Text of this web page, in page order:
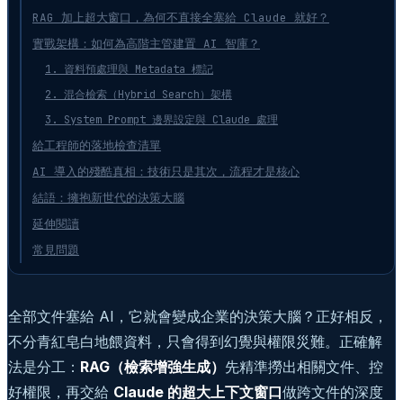
RAG 加上超大窗口，為何不直接全塞給 Claude 就好？
實戰架構：如何為高階主管建置 AI 智庫？
1. 資料預處理與 Metadata 標記
2. 混合檢索（Hybrid Search）架構
3. System Prompt 邊界設定與 Claude 處理
給工程師的落地檢查清單
AI 導入的殘酷真相：技術只是其次，流程才是核心
結語：擁抱新世代的決策大腦
延伸閱讀
常見問題
全部文件塞給 AI，它就會變成企業的決策大腦？正好相反，
不分青紅皂白地餵資料，只會得到幻覺與權限災難。正確解
法是分工： RAG（檢索增強生成） 先精準撈出相關文件、控
好權限，再交給 Claude 的超大上下文窗口做跨文件的深度